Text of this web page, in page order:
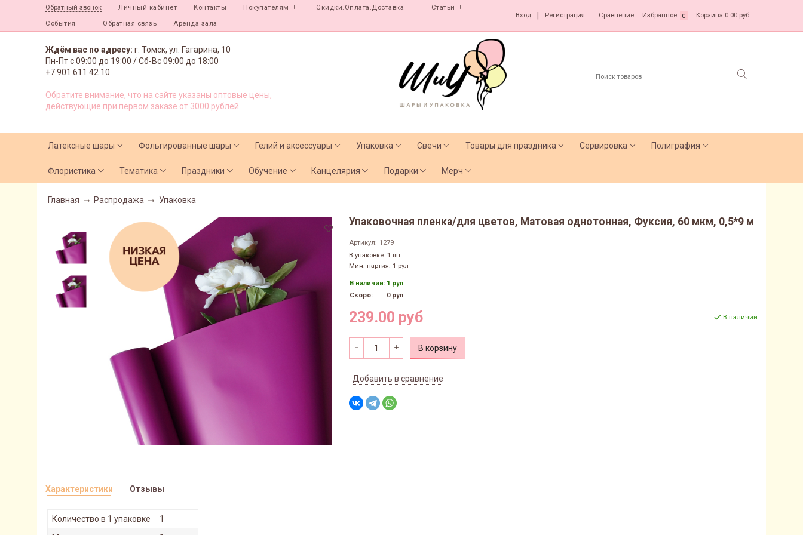
Обратный звонок Личный кабинет Контакты Покупателям Скидки.Оплата.Доставка Статьи
События Обратная связь Аренда зала
Вход Регистрация Сравнение Избранное 0 Корзина 0.00 руб
Ждём вас по адресу: г. Томск, ул. Гагарина, 10
Пн-Пт с09:00 до 19:00 /Сб-Вс 09:00 до 18:00
+7 901 611 42 10
Обратите внимание, что на сайте указаны оптовые цены,
действующие при первом заказе от 3000 рублей.
Латексные шары Фольгированные шары Гелий и аксессуары Упаковка Свечи Товары для праздника Сервировка Полиграфия
Флористика Тематика Праздники Обучение Канцелярия Подарки Мерч
Главная Распродажа Упаковка
Упаковочная пленка/для цветов, Матовая однотонная, Фуксия, 60 мкм, 0,5*9 м
Артикул: 1279
В упаковке: 1 шт.
Мин. партия: 1 рул
В наличии: 1 рул
Скоро:
0 рул
239.00 руб В наличии
В корзину
Добавить в сравнение
Характеристики
Количество в 1 упаковке
1
Отзывы